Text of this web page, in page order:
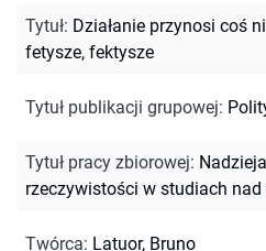
Tytuł: Działanie przynosi coś
fetysze, fektysze
Tytuł publikacji grupowej:
Tytuł pracy zbiorowej:
rzeczywistości w studiach nad
Twórca: Latuor, Bruno